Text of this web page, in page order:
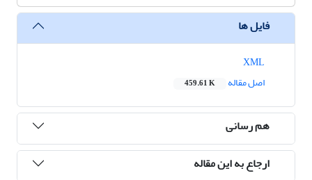
فایل ها
اصل مقاله
459.61 K
هم رسانی
ارجاع به این مقاله